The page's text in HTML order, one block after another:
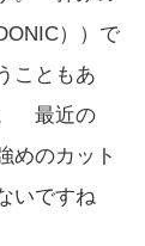
））で
こともあ
。 最近の
めのカット
いですね